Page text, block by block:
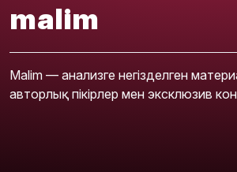
malim
Malim — анализге негізделген
авторлық пікірлер мен эксклюзив